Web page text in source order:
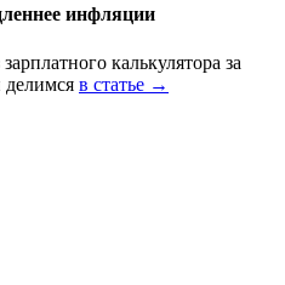
инфляции
калькулятора за
делимся в статье →